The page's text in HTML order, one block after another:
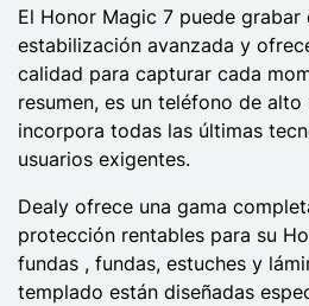
El Honor Magic 7 puede grabar
estabilización avanzada y
calidad para capturar cada
resumen, es un teléfono de
incorpora todas las últimas
usuarios exigentes.
Dealy ofrece una gama
protección rentables para su
fundas , fundas, estuches y
templado están diseñadas